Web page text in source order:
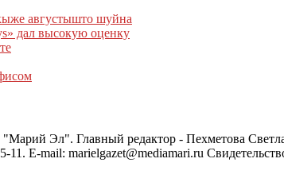
августышто шуйна
дал высокую оценку
"Марий Эл". Главный редактор - Пехметова
11. E-mail: marielgazet@mediamari.ru